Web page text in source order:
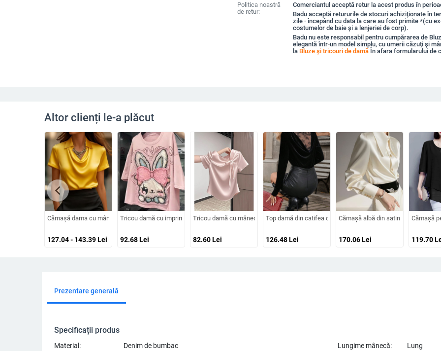
Politica noastră
de retur:
Comerciantul acceptă retur la acest produs în
Badu acceptă retururile de stocuri achiziționate în
zile - începând cu data la care au fost primite *(cu
costumelor de baie și a lenjeriei de corp).
Badu nu este responsabil pentru cumpărarea de
elegantă într-un model simplu, cu umerii căzuți și
la Bluze și tricouri de damăÎn afara formularului de
Altor clienți le-a plăcut
Cămașă dama cu mânecă scurtă, satin moale de poliester 95%+, guler turn-down, pull-over, lungime regular, stil elegant pentru deplasări
127.04 - 143.39Lei
Tricou damă cu imprimeu patchwork, mâneci scurte, plus size, croială lejeră, vară 2025
92.68Lei
Tricou damă cu mânecă scurtă, stil chinezesc, vară 2025, design cu funda și bretele,
82.60Lei
Top damă din catifea cu mâneci lungi, decolteu adânc în V,
126.48Lei
Cămașă albă din satin cu inspirație
170.06Lei
Cămașă
119.70
chevron_left
Prezentare generală
Specificații produs
Material: Denim de bumbac Lungime mânecă:
Lung